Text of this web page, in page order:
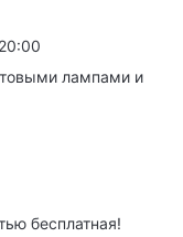
лампами и
бесплатная!